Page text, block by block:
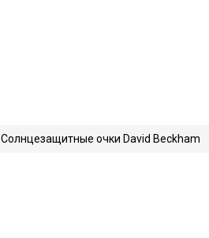
Солнцезащитные очки David Beckham